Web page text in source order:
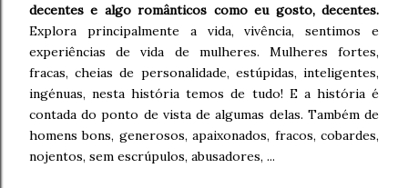
decentes e algo românticos como eu gosto, decentes.
Explora principalmente a vida, vivência, sentimos e
experiências de vida de mulheres. Mulheres fortes,
fracas, cheias de personalidade, estúpidas, inteligentes,
ingénuas, nesta história temos de tudo! E a história é
contada do ponto de vista de algumas delas. Também de
homens bons, generosos, apaixonados, fracos, cobardes,
nojentos, sem escrúpulos, abusadores, ...